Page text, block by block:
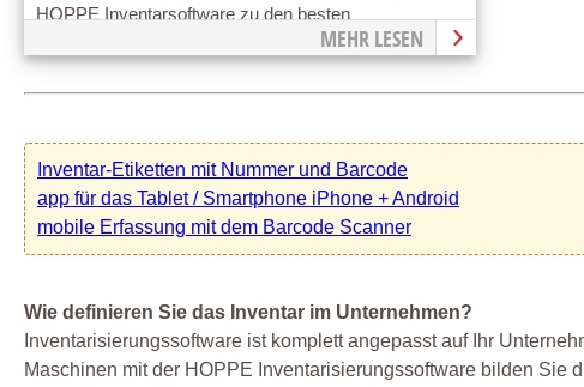
HOPPE Inventarsoftware zu den besten
Inventarisierungssystemen auf dem Markt.MEHR LESEN
Inventar-Etiketten mit Nummer und Barcode
app für das Tablet / Smartphone iPhone + Android
mobile Erfassung mit dem Barcode Scanner
Wie definieren Sie das Inventar im Unternehmen?
Inventarisierungssoftware ist komplett angepasst auf Ihr
Maschinen mit der HOPPE Inventarisierungssoftware bilden Sie